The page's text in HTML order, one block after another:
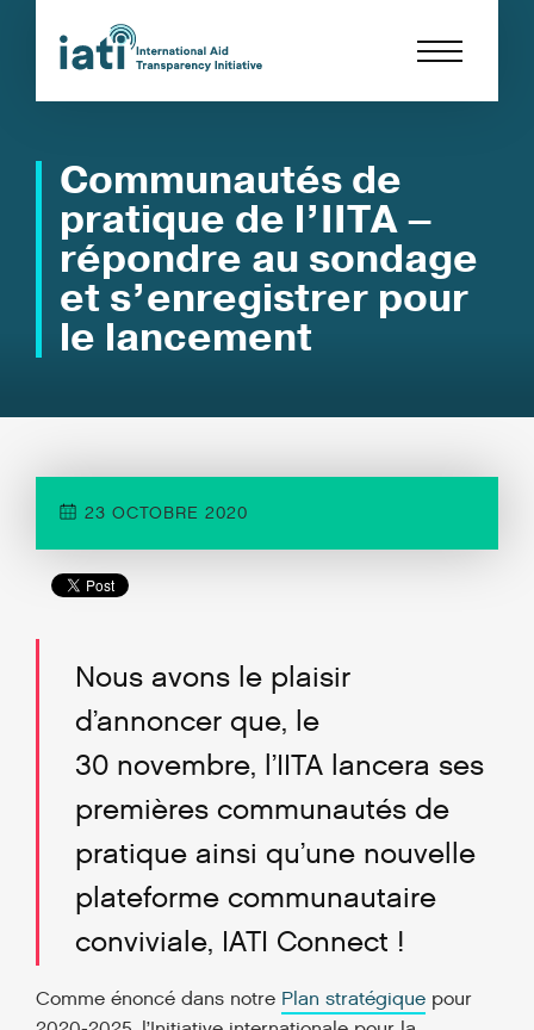
Communautés de
pratique de l’IITA –
répondre au sondage
et s’enregistrer pour
le lancement
23 OCTOBRE 2020
Nous avons le plaisir
d’annoncer que, le
30 novembre, l’IITA lancera ses
premières communautés de
pratique ainsi qu’une nouvelle
plateforme communautaire
conviviale, IATI Connect !
Comme énoncé dans notre Plan stratégique pour